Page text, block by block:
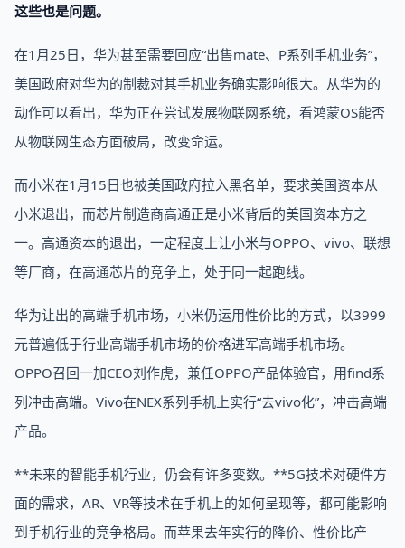
这些也是问题。
在1月25日，华为甚至需要回应“出售mate、P系列手机业务”，
美国政府对华为的制裁对其手机业务确实影响很大。从华为的
动作可以看出，华为正在尝试发展物联网系统，看鸿蒙OS能否
从物联网生态方面破局，改变命运。
而小米在1月15日也被美国政府拉入黑名单，要求美国资本从
小米退出，而芯片制造商高通正是小米背后的美国资本方之
一。高通资本的退出，一定程度上让小米与OPPO、vivo、联想
等厂商，在高通芯片的竞争上，处于同一起跑线。
华为让出的高端手机市场，小米仍运用性价比的方式，以3999
元普遍低于行业高端手机市场的价格进军高端手机市场。
OPPO召回一加CEO刘作虎，兼任OPPO产品体验官，用find系
列冲击高端。Vivo在NEX系列手机上实行“去vivo化”，冲击高端
产品。
**未来的智能手机行业，仍会有许多变数。**5G技术对硬件方
面的需求，AR、VR等技术在手机上的如何呈现等，都可能影响
到手机行业的竞争格局。而苹果去年实行的降价、性价比产